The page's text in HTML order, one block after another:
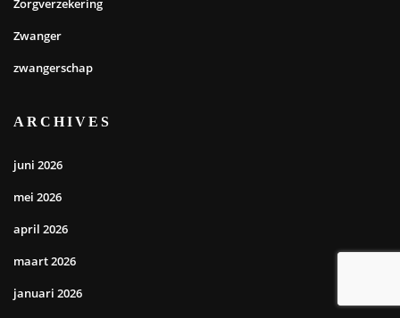
Zorgverzekering
Zwanger
zwangerschap
ARCHIVES
juni 2026
mei 2026
april 2026
maart 2026
januari 2026